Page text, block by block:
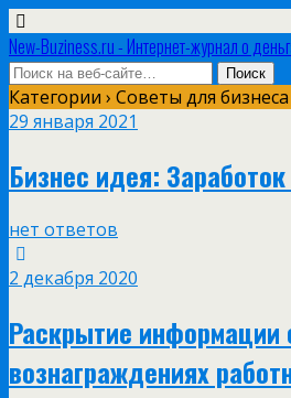
New-Buziness.ru - Интернет-журнал о
Категории › Советы для бизнеса
29 января 2021
Бизнес идея: Заработок
нет ответов
2 декабря 2020
Раскрытие информации
вознаграждениях